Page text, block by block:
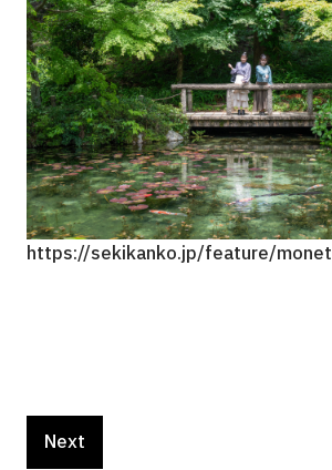
https://sekikanko.jp/feature/monet
Next